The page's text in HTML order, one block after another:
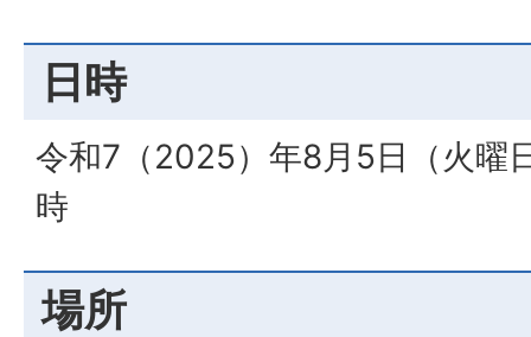
日時
令和7（2025）年8月5日（火曜
時
場所